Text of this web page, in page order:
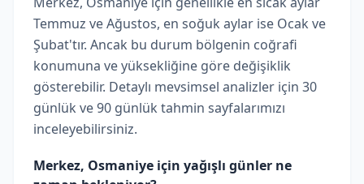
Temmuz ve Ağustos, en soğuk aylar ise Ocak ve
Şubat'tır. Ancak bu durum bölgenin coğrafi
konumuna ve yüksekliğine göre değişiklik
gösterebilir. Detaylı mevsimsel analizler için 30
günlük ve 90 günlük tahmin sayfalarımızı
inceleyebilirsiniz.
Merkez, Osmaniye için yağışlı günler ne